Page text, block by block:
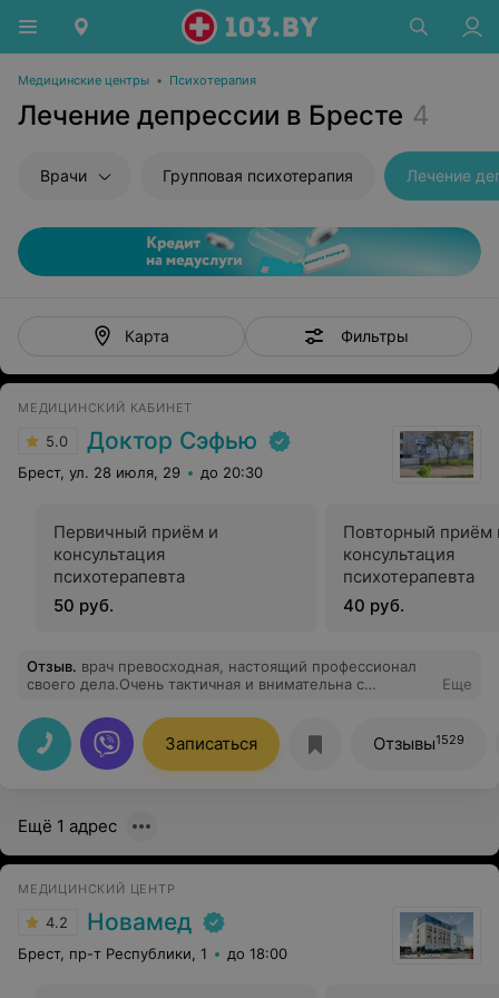
Медицинские центры • Психотерапия
Лечение депрессии в Бресте 4
Врачи Групповая психотерапия Лечение
Карта Фильтры
МЕДИЦИНСКИЙ КАБИНЕТ
5.0 Доктор Сэфью
Брест, ул. 28 июля, 29 до 20:30
Первичный приём и
консультация
психотерапевта
50 руб.
Повторный приём
консультация
психотерапевта
40 руб.
Отзыв. врач превосходная, настоящий профессионал
своего дела.Очень тактичная и внимательна с
Еще
Записаться Отзывы1529
Ещё 1 адрес
МЕДИЦИНСКИЙ ЦЕНТР
4.2 Новамед
Брест, пр-т Республики, 1 до 18:00